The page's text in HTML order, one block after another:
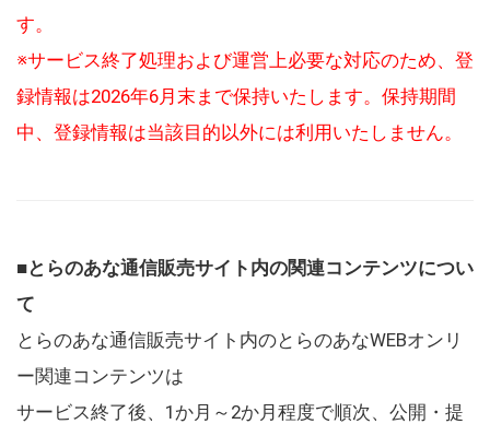
す。
※サービス終了処理および運営上必要な対応のため、登
録情報は2026年6月末まで保持いたします。保持期間
中、登録情報は当該目的以外には利用いたしません。
■とらのあな通信販売サイト内の関連コンテンツについ
て
とらのあな通信販売サイト内のとらのあなWEBオンリ
ー関連コンテンツは
サービス終了後、1か月～2か月程度で順次、公開・提